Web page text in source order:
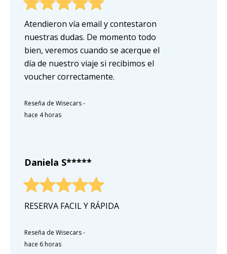
Atendieron vía email y contestaron
nuestras dudas. De momento todo
bien, veremos cuando se acerque el
día de nuestro viaje si recibimos el
voucher correctamente.
Reseña de Wisecars-
hace 4 horas
Daniela S*****
RESERVA FACIL Y RÁPIDA
Reseña de Wisecars-
hace 6 horas